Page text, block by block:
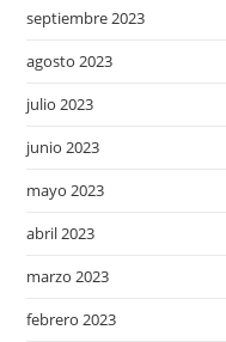
septiembre 2023
agosto 2023
julio 2023
junio 2023
mayo 2023
abril 2023
marzo 2023
febrero 2023